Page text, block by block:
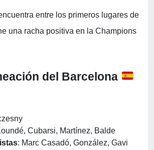
entre los primeros lugares de
una racha positiva en la Champions
del Barcelona
Cubarsi, Martínez, Balde
: Marc Casadó, González, Gavi